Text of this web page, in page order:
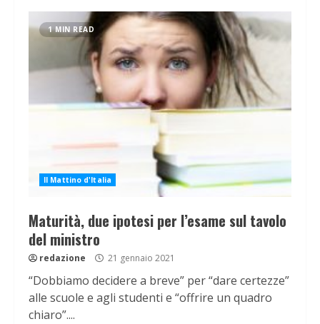
1 MIN READ
Il Mattino d'Italia
Maturità, due ipotesi per l’esame sul tavolo
del ministro
redazione 21 gennaio 2021
“Dobbiamo decidere a breve” per “dare certezze”
alle scuole e agli studenti e “offrire un quadro
chiaro”....